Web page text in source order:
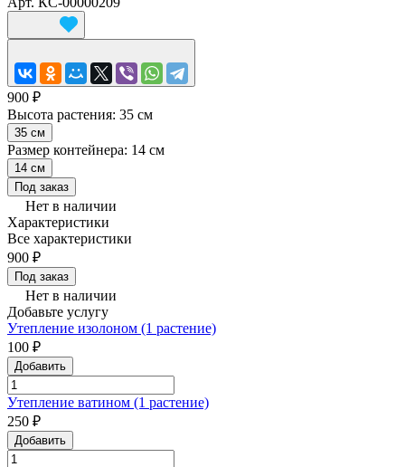
900 ₽
Высота растения: 35 см
35 см
Размер контейнера: 14 см
14 см
Под заказ
Нет в наличии
Характеристики
Все характеристики
900 ₽
Под заказ
Нет в наличии
Добавьте услугу
Утепление изолоном (1 растение)
100 ₽
Добавить
Утепление ватином (1 растение)
250 ₽
Добавить